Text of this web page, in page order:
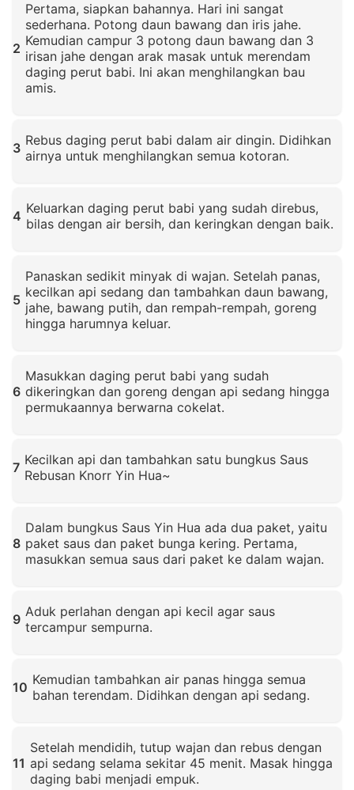
2
Pertama, siapkan bahannya. Hari ini sangat
sederhana. Potong daun bawang dan iris jahe.
Kemudian campur 3 potong daun bawang dan 3
irisan jahe dengan arak masak untuk merendam
daging perut babi. Ini akan menghilangkan bau
amis.
3 Rebus daging perut babi dalam air dingin. Didihkan
airnya untuk menghilangkan semua kotoran.
4 Keluarkan daging perut babi yang sudah direbus,
bilas dengan air bersih, dan keringkan dengan baik.
5
Panaskan sedikit minyak di wajan. Setelah panas,
kecilkan api sedang dan tambahkan daun bawang,
jahe, bawang putih, dan rempah-rempah, goreng
hingga harumnya keluar.
6
Masukkan daging perut babi yang sudah
dikeringkan dan goreng dengan api sedang hingga
permukaannya berwarna cokelat.
7 Kecilkan api dan tambahkan satu bungkus Saus
Rebusan Knorr Yin Hua~
8
Dalam bungkus Saus Yin Hua ada dua paket, yaitu
paket saus dan paket bunga kering. Pertama,
masukkan semua saus dari paket ke dalam wajan.
9 Aduk perlahan dengan api kecil agar saus
tercampur sempurna.
10 Kemudian tambahkan air panas hingga semua
bahan terendam. Didihkan dengan api sedang.
11
Setelah mendidih, tutup wajan dan rebus dengan
api sedang selama sekitar 45 menit. Masak hingga
daging babi menjadi empuk.